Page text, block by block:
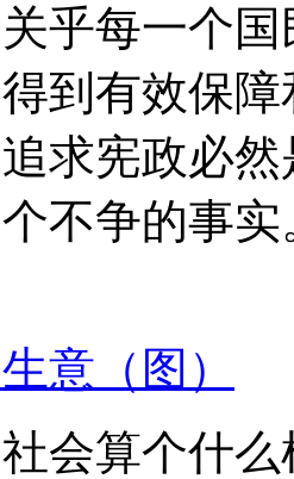
乎每一个
到有效保
求宪政必
不争的事实
意（图）
会算个什